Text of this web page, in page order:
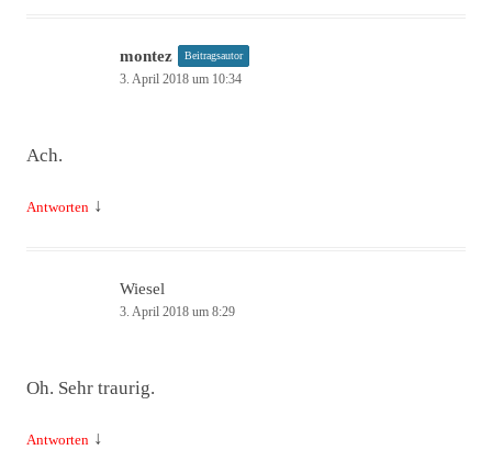
montez Beitragsautor
3. April 2018 um 10:34
Ach.
Antworten ↓
Wiesel
3. April 2018 um 8:29
Oh. Sehr traurig.
Antworten ↓